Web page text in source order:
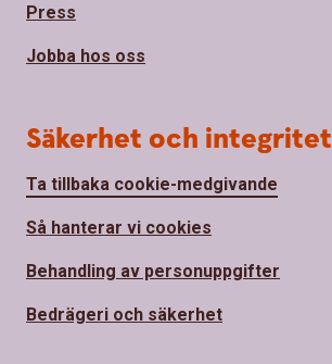
Press
Jobba hos oss
Säkerhet och integritet
Ta tillbaka cookie-medgivande
Så hanterar vi cookies
Behandling av personuppgifter
Bedrägeri och säkerhet